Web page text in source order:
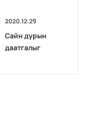
2020.12.29
Сайн дурын
даатгалыг